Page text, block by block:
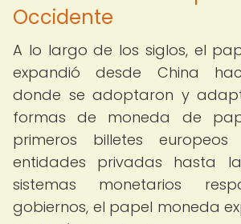
Occidente
A lo largo de los siglos, el
expandió desde China
donde se adoptaron y
formas de moneda de
primeros billetes
entidades privadas hasta
sistemas monetarios
gobiernos, el papel moneda